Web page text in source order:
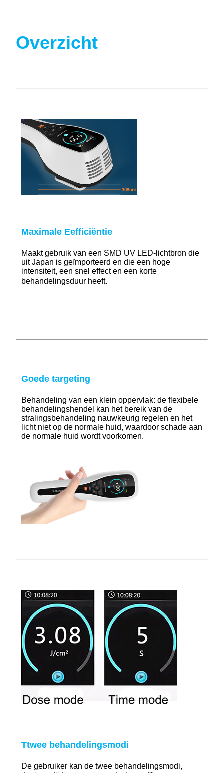
Overzicht
Maximale Eefficiëntie
Maakt gebruik van een SMD UV LED-lichtbron die
uit Japan is geïmporteerd en die een hoge
intensiteit, een snel effect en een korte
behandelingsduur heeft.
Goede targeting
Behandeling van een klein oppervlak: de flexibele
behandelingshendel kan het bereik van de
stralingsbehandeling nauwkeurig regelen en het
licht niet op de normale huid, waardoor schade aan
de normale huid wordt voorkomen.
Ttwee behandelingsmodi
De gebruiker kan de twee behandelingsmodi,